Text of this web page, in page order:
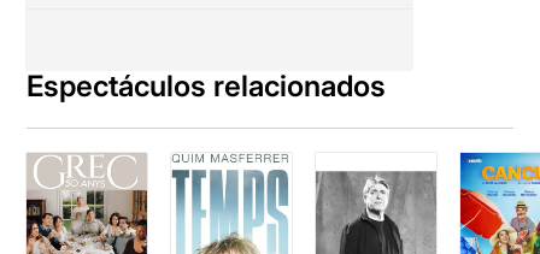
Espectáculos relacionados